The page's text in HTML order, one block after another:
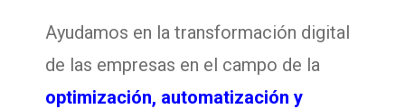
Ayudamos en la transformación digital
de las empresas en el campo de la
optimización, automatización y